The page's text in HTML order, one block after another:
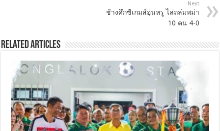
Next
ช้างศึกซีเกมส์อุ่นหรู ไล่ถล่มพม่า
10 คน 4-0
Related Articles